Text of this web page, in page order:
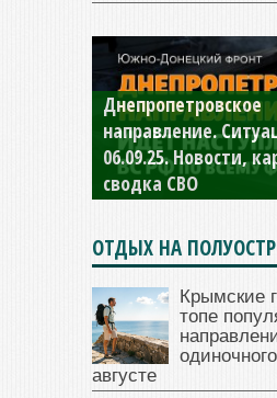
Константиновское
направление.
04.09.25 Новости,
сводка СВО
ОТДЫХ НА
Крымские
топе
августе